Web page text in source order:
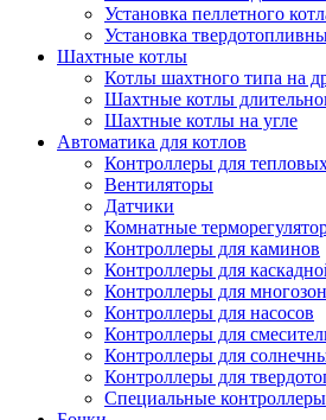
Установка пеллетного
Установка
Шахтные котлы
Котлы шахтного типа на
Шахтные котлы
Шахтные котлы на угле
Автоматика для котлов
Контроллеры для
Вентиляторы
Датчики
Комнатные
Контроллеры для каминов
Контроллеры для
Контроллеры для
Контроллеры для насосов
Контроллеры для
Контроллеры для
Контроллеры для
Специальные контроллеры